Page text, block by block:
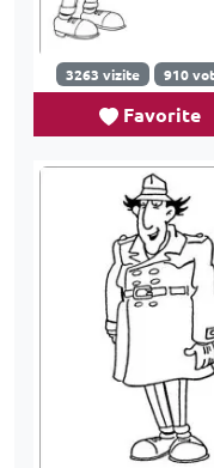
3263 vizite 910
Favorite